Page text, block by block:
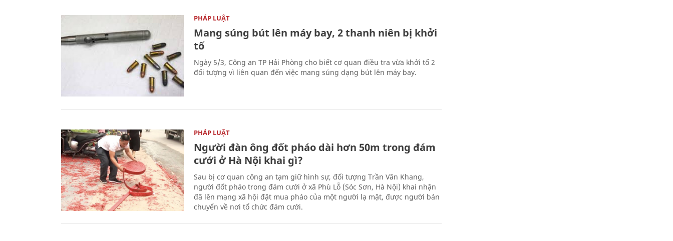
PHÁP LUẬT
Mang súng bút lên máy bay, 2 thanh niên bị khởi
tố
Ngày 5/3, Công an TP Hải Phòng cho biết cơ quan điều tra vừa khởi tố 2
đối tượng vì liên quan đến việc mang súng dạng bút lên máy bay.
PHÁP LUẬT
Người đàn ông đốt pháo dài hơn 50m trong đám
cưới ở Hà Nội khai gì?
Sau bị cơ quan công an tạm giữ hình sự, đối tượng Trần Văn Khang,
người đốt pháo trong đám cưới ở xã Phù Lỗ (Sóc Sơn, Hà Nội) khai nhận
đã lên mạng xã hội đặt mua pháo của một người lạ mặt, được người bán
chuyển về nơi tổ chức đám cưới.